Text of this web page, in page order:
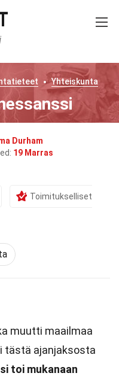
Yhteiskunta
Durham
19 Marras
Toimitukselliset
muutti maailmaa
tästä ajanjaksosta
toi mukanaan